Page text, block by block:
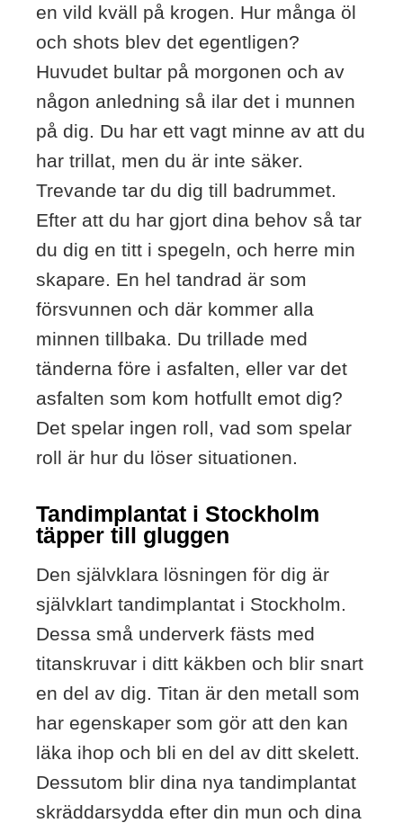
en vild kväll på krogen. Hur många öl
och shots blev det egentligen?
Huvudet bultar på morgonen och av
någon anledning så ilar det i munnen
på dig. Du har ett vagt minne av att du
har trillat, men du är inte säker.
Trevande tar du dig till badrummet.
Efter att du har gjort dina behov så tar
du dig en titt i spegeln, och herre min
skapare. En hel tandrad är som
försvunnen och där kommer alla
minnen tillbaka. Du trillade med
tänderna före i asfalten, eller var det
asfalten som kom hotfullt emot dig?
Det spelar ingen roll, vad som spelar
roll är hur du löser situationen.
Tandimplantat i Stockholm
täpper till gluggen
Den självklara lösningen för dig är
självklart tandimplantat i Stockholm.
Dessa små underverk fästs med
titanskruvar i ditt käkben och blir snart
en del av dig. Titan är den metall som
har egenskaper som gör att den kan
läka ihop och bli en del av ditt skelett.
Dessutom blir dina nya tandimplantat
skräddarsydda efter din mun och dina